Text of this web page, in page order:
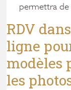
permettra de
RDV
ligne
modèles
les